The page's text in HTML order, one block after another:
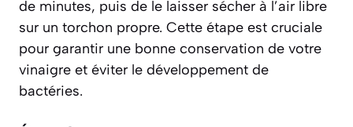
de minutes, puis de le laisser sécher à l’air libre
sur un torchon propre. Cette étape est cruciale
pour garantir une bonne conservation de votre
vinaigre et éviter le développement de
bactéries.